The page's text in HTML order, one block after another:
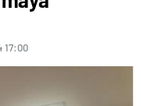
17:00